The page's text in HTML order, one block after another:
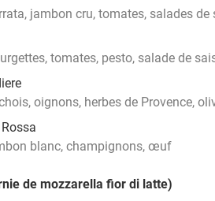
jambon cru, tomates, salades de
tomates, pesto, salade de
oignons, herbes de Provence,
blanc, champignons, œuf
de mozzarella fior di latte)